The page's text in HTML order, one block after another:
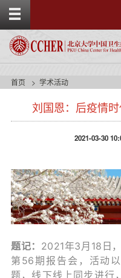
g
e
o
首页 学术活动
刘国恩：后疫情
2021-03-30
题记： 2021年3月18日
第56期报告会，活动
题，线下线上同步进行